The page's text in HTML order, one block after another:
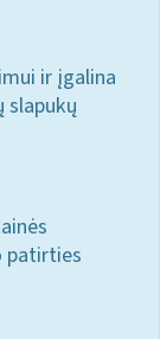
ir įgalina
slapukų
patirties